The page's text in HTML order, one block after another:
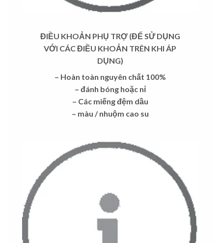
ĐIỀU KHOẢN PHỤ TRỢ (ĐỂ SỬ DỤNG
VỚI CÁC ĐIỀU KHOẢN TRÊN KHI ÁP
DỤNG)
– Hoàn toàn nguyên chất 100%
– đánh bóng hoặc nỉ
– Các miếng đệm dầu
– màu / nhuộm cao su